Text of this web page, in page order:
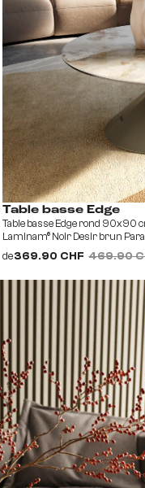
Table basse Edge
Table basse Edge rond 90x90
Laminam® Noir Desir brun
brossé
de369.90 CHF 469.90